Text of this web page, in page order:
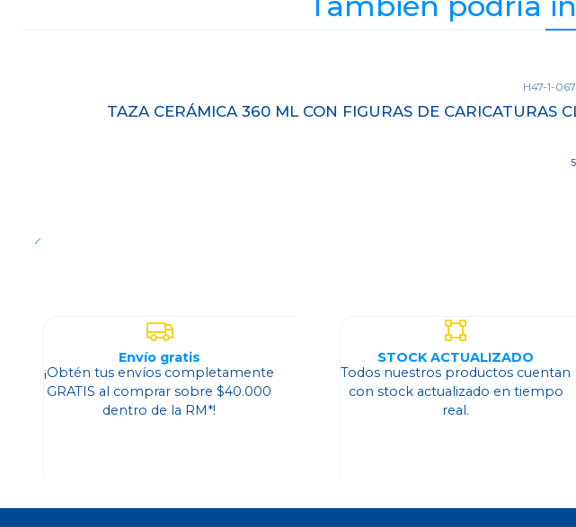
H47-1-067
TAZA CERÁMICA 360 ML CON FIGURAS DE CARICATURAS
Envío gratis
¡Obtén tus envíos completamente
GRATIS al comprar sobre $40.000
dentro de la RM*!
STOCK ACTUALIZADO
Todos nuestros productos cuentan
con stock actualizado en tiempo
real.